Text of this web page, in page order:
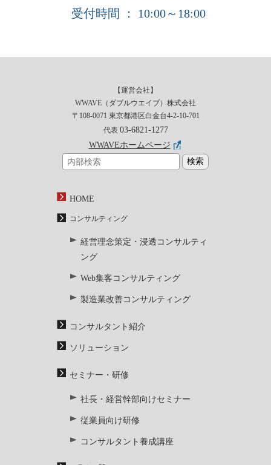
受付時間 ： 10:00～18:00
【運営会社】
WWAVE（ダブルウエイブ）株式会社
〒108-0071 東京都港区白金台4-2-10-701
代表 03-6821-1277
WWAVEホームページ
HOME
コンサルティング
経営理念策定・浸透コンサルティ
ング
Web集客コンサルティング
製造業改善コンサルティング
コンサルタント紹介
ソリューション
セミナー・研修
社長・経営幹部向けセミナー
従業員向け研修
コンサルタント養成講座